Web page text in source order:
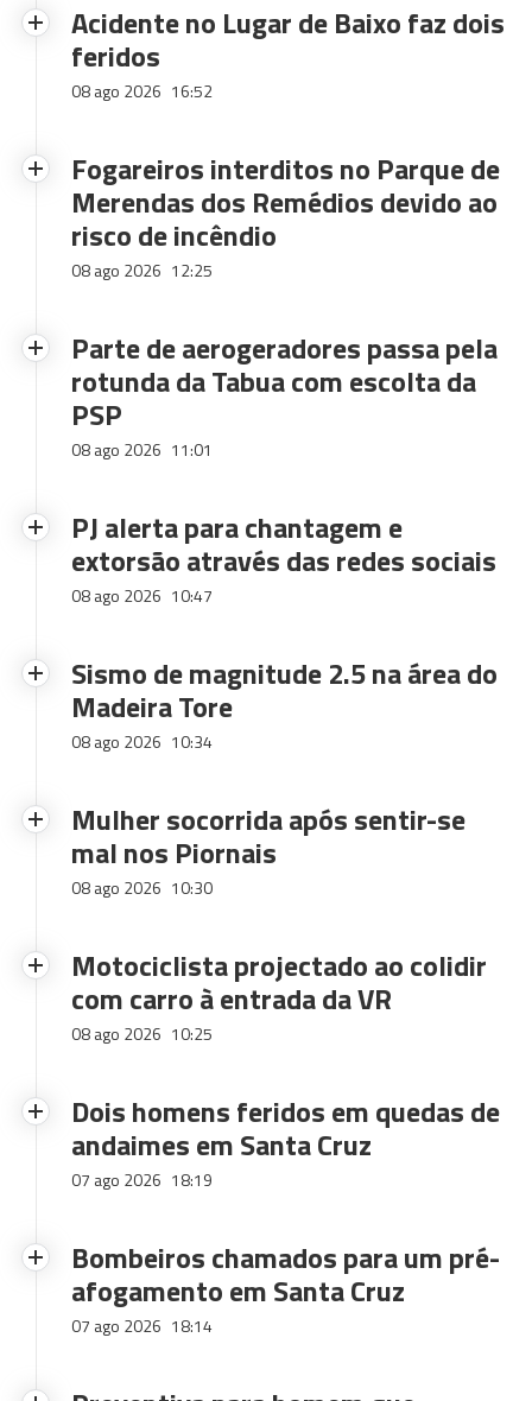
Acidente no Lugar de Baixo faz dois
feridos
08 ago 2026 16:52
Fogareiros interditos no Parque de
Merendas dos Remédios devido ao
risco de incêndio
08 ago 2026 12:25
Parte de aerogeradores passa pela
rotunda da Tabua com escolta da
PSP
08 ago 2026 11:01
PJ alerta para chantagem e
extorsão através das redes sociais
08 ago 2026 10:47
Sismo de magnitude 2.5 na área do
Madeira Tore
08 ago 2026 10:34
Mulher socorrida após sentir-se
mal nos Piornais
08 ago 2026 10:30
Motociclista projectado ao colidir
com carro à entrada da VR
08 ago 2026 10:25
Dois homens feridos em quedas de
andaimes em Santa Cruz
07 ago 2026 18:19
Bombeiros chamados para um pré-
afogamento em Santa Cruz
07 ago 2026 18:14